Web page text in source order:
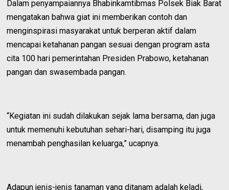
Dalam penyampaiannya Bhabinkamtibmas Polsek Biak Barat
mengatakan bahwa giat ini memberikan contoh dan
menginspirasi masyarakat untuk berperan aktif dalam
mencapai ketahanan pangan sesuai dengan program asta
cita 100 hari pemerintahan Presiden Prabowo, ketahanan
pangan dan swasembada pangan.
“Kegiatan ini sudah dilakukan sejak lama bersama, dan juga
untuk memenuhi kebutuhan sehari-hari, disamping itu juga
menambah penghasilan keluarga,” ucapnya.
Adapun jenis-jenis tanaman yang ditanam adalah keladi,